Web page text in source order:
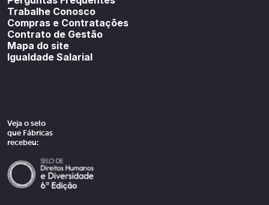
Trabalhe Conosco
Compras e Contratações
Contrato de Gestão
Mapa do site
Igualdade Salarial
Veja o selo
que Fábricas
recebeu: